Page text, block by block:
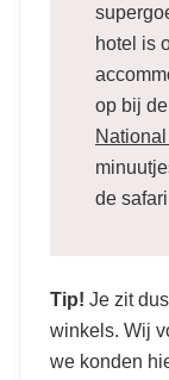
hotel is
op bij
de
Tip! Je zit
winkels. Wij
we konden